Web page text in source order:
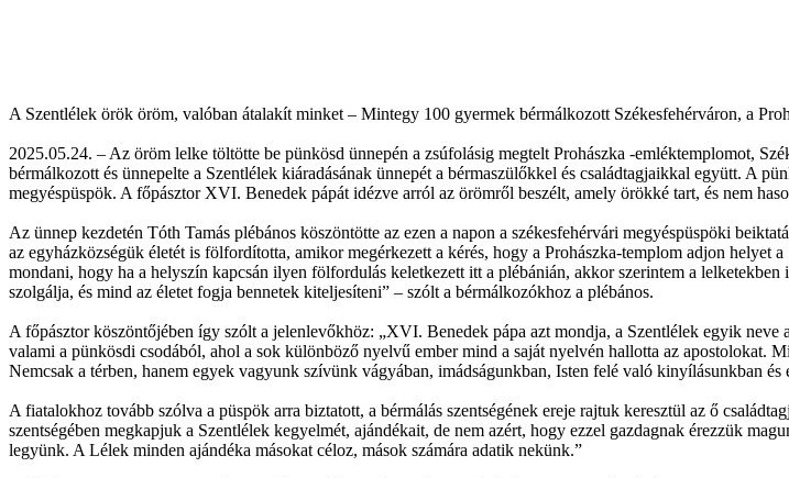
A Szentlélek örök öröm, valóban átalakít minket – Mintegy 100 gyermek bérmálkozott Székesfehérváron, a
2025.05.24. – Az öröm lelke töltötte be pünkösd ünnepén a zsúfolásig megtelt Prohászka -emléktemplomot,
bérmálkozott és ünnepelte a Szentlélek kiáradásának ünnepét a bérmaszülőkkel és családtagjaikkal együtt. A
megyéspüspök. A főpásztor XVI. Benedek pápát idézve arról az örömről beszélt, amely örökké tart, és nem
Az ünnep kezdetén Tóth Tamás plébános köszöntötte az ezen a napon a székesfehérvári megyéspüspöki
az egyházközségük életét is fölfordította, amikor megérkezett a kérés, hogy a Prohászka-templom adjon
mondani, hogy ha a helyszín kapcsán ilyen fölfordulás keletkezett itt a plébánián, akkor szerintem a
szolgálja, és mind az életet fogja bennetek kiteljesíteni” – szólt a bérmálkozókhoz a plébános.
A főpásztor köszöntőjében így szólt a jelenlevőkhöz: „XVI. Benedek pápa azt mondja, a Szentlélek egyik
valami a pünkösdi csodából, ahol a sok különböző nyelvű ember mind a saját nyelvén hallotta az
Nemcsak a térben, hanem egyek vagyunk szívünk vágyában, imádságunkban, Isten felé való kinyílásunkban és
A fiatalokhoz tovább szólva a püspök arra biztatott, a bérmálás szentségének ereje rajtuk keresztül az ő
szentségében megkapjuk a Szentlélek kegyelmét, ajándékait, de nem azért, hogy ezzel gazdagnak érezzük
legyünk. A Lélek minden ajándéka másokat céloz, mások számára adatik nekünk.”